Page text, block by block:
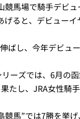
馬場で騎手デビュ
げると、デビューイ
ばし、今年デビュ
ーズでは、6月の
たし、JRA女性騎
競馬”では7勝を挙